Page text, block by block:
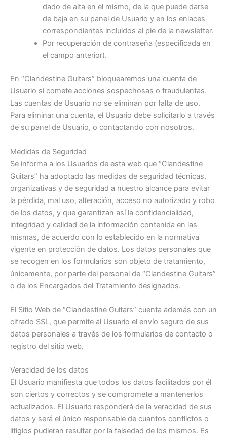
dado de alta en el mismo, de la que puede darse
de baja en su panel de Usuario y en los enlaces
correspondientes incluidos al pie de la newsletter.
Por recuperación de contraseña (especificada en
el campo anterior).
En “Clandestine Guitars” bloquearemos una cuenta de
Usuario si comete acciones sospechosas o fraudulentas.
Las cuentas de Usuario no se eliminan por falta de uso.
Para eliminar una cuenta, el Usuario debe solicitarlo a través
de su panel de Usuario, o contactando con nosotros.
Medidas de Seguridad
Se informa a los Usuarios de esta web que “Clandestine
Guitars” ha adoptado las medidas de seguridad técnicas,
organizativas y de seguridad a nuestro alcance para evitar
la pérdida, mal uso, alteración, acceso no autorizado y robo
de los datos, y que garantizan así la confidencialidad,
integridad y calidad de la información contenida en las
mismas, de acuerdo con lo establecido en la normativa
vigente en protección de datos. Los datos personales que
se recogen en los formularios son objeto de tratamiento,
únicamente, por parte del personal de “Clandestine Guitars”
o de los Encargados del Tratamiento designados.
El Sitio Web de “Clandestine Guitars” cuenta además con un
cifrado SSL, que permite al Usuario el envío seguro de sus
datos personales a través de los formularios de contacto o
registro del sitio web.
Veracidad de los datos
El Usuario manifiesta que todos los datos facilitados por él
son ciertos y correctos y se compromete a mantenerlos
actualizados. El Usuario responderá de la veracidad de sus
datos y será el único responsable de cuantos conflictos o
litigios pudieran resultar por la falsedad de los mismos. Es